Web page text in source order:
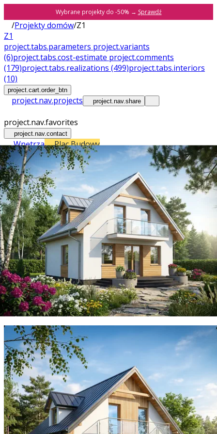
Wybrane projekty do -50% → Sprawdź
/Projekty domów/Z1
Z1
project.tabs.parameters project.variants
(6)project.tabs.cost-estimate project.comments
(179)project.tabs.realizations (499)project.tabs.interiors
(10)
project.cart.order_btn
project.nav.projects project.nav.share
project.nav.favorites
project.nav.contact
Wnętrza Plac Budowy